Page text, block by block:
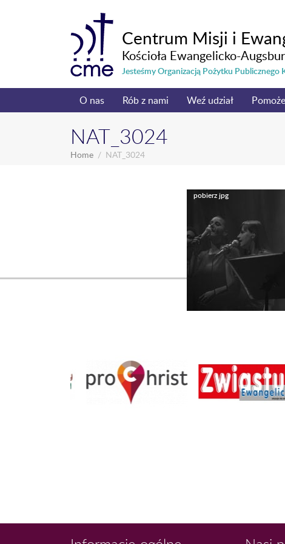
Centrum Misji i
Kościoła Ewangelicko-
Jesteśmy Organizacją Pożytku Publicznego
O nas Rób z nami Weź udział
NAT_3024
Home NAT_3024